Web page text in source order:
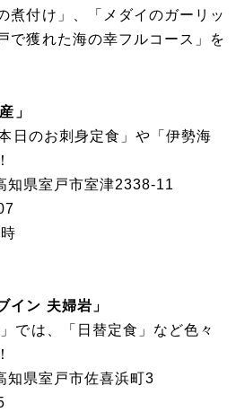
煮付け」、「メダイのガーリッ
で獲れた海の幸フルコース」を
」
日のお刺身定食」や「伊勢海
知県室戸市室津2338-11
イン 夫婦岩」
では、「日替定食」など色々
知県室戸市佐喜浜町3